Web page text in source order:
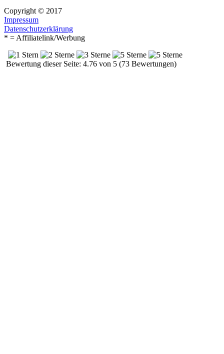
Copyright © 2017
Impressum
Datenschutzerklärung
* = Affiliatelink/Werbung
Bewertung dieser Seite: 4.76 von 5 (73 Bewertungen)